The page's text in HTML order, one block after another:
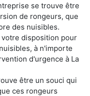
se trouve être
de rongeurs, que
des nuisibles.
disposition pour
à n'importe
d'urgence à La
être un souci qui
ces rongeurs